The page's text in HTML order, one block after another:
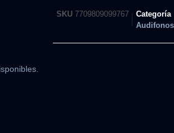
SKU 7709809099767
Categoría